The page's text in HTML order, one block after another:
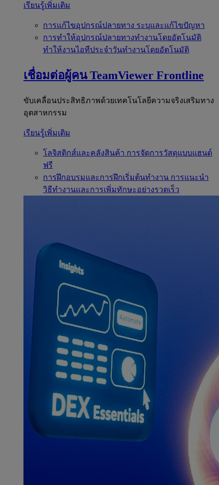
เรียนรู้เพิ่มเติม
การแก้ไขอุปกรณ์ปลายทาง ระบุและแก้ไขปัญหา
การทำให้อุปกรณ์ปลายทางทำงานโดยอัตโนมัติ
ทำให้งานไอทีประจำวันทำงานโดยอัตโนมัติ
เชื่อมต่อผู้คน TeamViewer Frontline
ขับเคลื่อนประสิทธิภาพด้วยเทคโนโลยีความจริงเสริมทาง
อุตสาหกรรม
เรียนรู้เพิ่มเติม
โลจิสติกส์และคลังสินค้า การจัดการวัสดุแบบแฮนด์
ฟรี
การฝึกอบรมและการฝึกเริ่มต้นทำงาน การแนะนำ
วิธีทำงานและการเพิ่มทักษะอย่างรวดเร็ว